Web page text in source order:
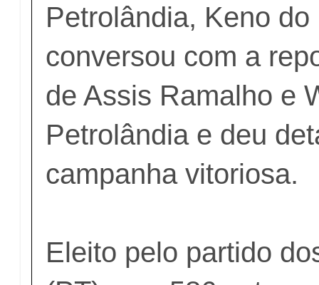
Petrolândia, Keno
conversou com a
de Assis Ramalho e
Petrolândia e deu
campanha vitoriosa.
Eleito pelo partido